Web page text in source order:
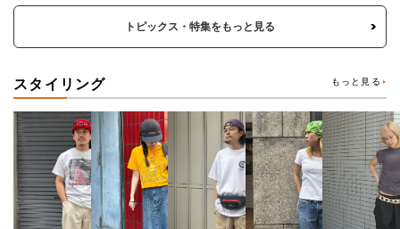
トピックス・特集をもっと見る
スタイリング もっと見る